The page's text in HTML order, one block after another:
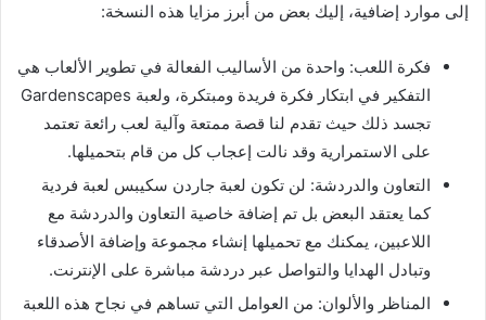
إلى موارد إضافية، إليك بعض من أبرز مزايا هذه النسخة:
فكرة اللعب: واحدة من الأساليب الفعالة في تطوير الألعاب هي
التفكير في ابتكار فكرة فريدة ومبتكرة، ولعبة Gardenscapes
تجسد ذلك حيث تقدم لنا قصة ممتعة وآلية لعب رائعة تعتمد
على الاستمرارية وقد نالت إعجاب كل من قام بتحميلها.
التعاون والدردشة: لن تكون لعبة جاردن سكيبس لعبة فردية
كما يعتقد البعض بل تم إضافة خاصية التعاون والدردشة مع
اللاعبين، يمكنك مع تحميلها إنشاء مجموعة وإضافة الأصدقاء
وتبادل الهدايا والتواصل عبر دردشة مباشرة على الإنترنت.
المناظر والألوان: من العوامل التي تساهم في نجاح هذه اللعبة